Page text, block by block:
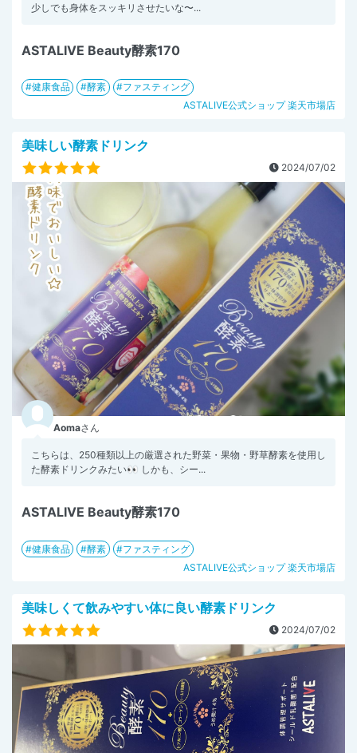
少しでも身体をスッキリさせたいな〜...
ASTALIVE Beauty酵素170
健康食品 酵素
ファスティング
ASTALIVE公式ショップ 楽天市場店
美味しい酵素ドリンク
2024/07/02
Aomaさん
こちらは、250種類以上の厳選された野菜・果物・野草酵素を使用し
た酵素ドリンクみたい👀 しかも、シー...
ASTALIVE Beauty酵素170
健康食品 酵素
ファスティング
ASTALIVE公式ショップ 楽天市場店
美味しくて飲みやすい体に良い酵素ドリンク
2024/07/02